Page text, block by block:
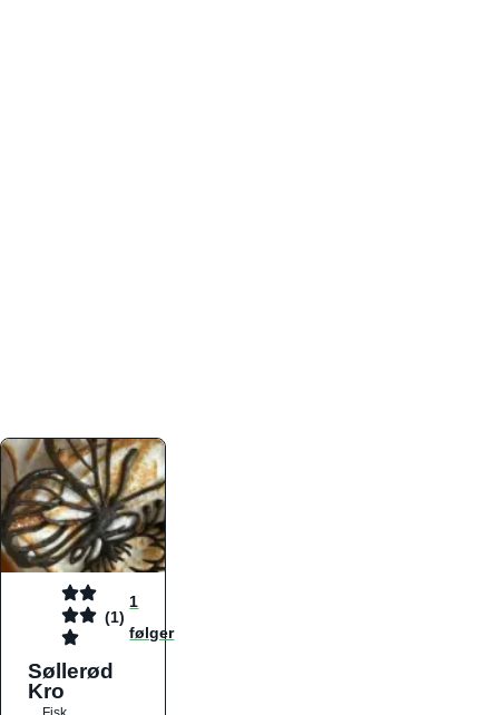
(1)
1
følger
Søllerød
Kro